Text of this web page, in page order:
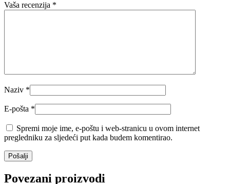
Vaša recenzija *
Naziv *
E-pošta *
Spremi moje ime, e-poštu i web-stranicu u ovom internet
pregledniku za sljedeći put kada budem komentirao.
Povezani proizvodi